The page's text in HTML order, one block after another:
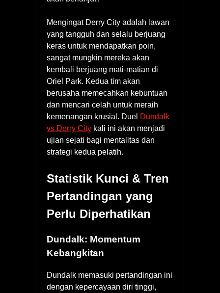
Mengingat Derry City adalah lawan
yang tangguh dan selalu berjuang
keras untuk mendapatkan poin,
sangat mungkin mereka akan
kembali berjuang mati-matian di
Oriel Park. Kedua tim akan
berusaha memecahkan kebuntuan
dan mencari celah untuk meraih
kemenangan krusial. Duel Dundalk
vs Derry City kali ini akan menjadi
ujian sejati bagi mentalitas dan
strategi kedua pelatih.
Statistik Kunci & Tren
Pertandingan yang
Perlu Diperhatikan
Dundalk: Momentum
Kebangkitan
Dundalk memasuki pertandingan ini
dengan kepercayaan diri tinggi,